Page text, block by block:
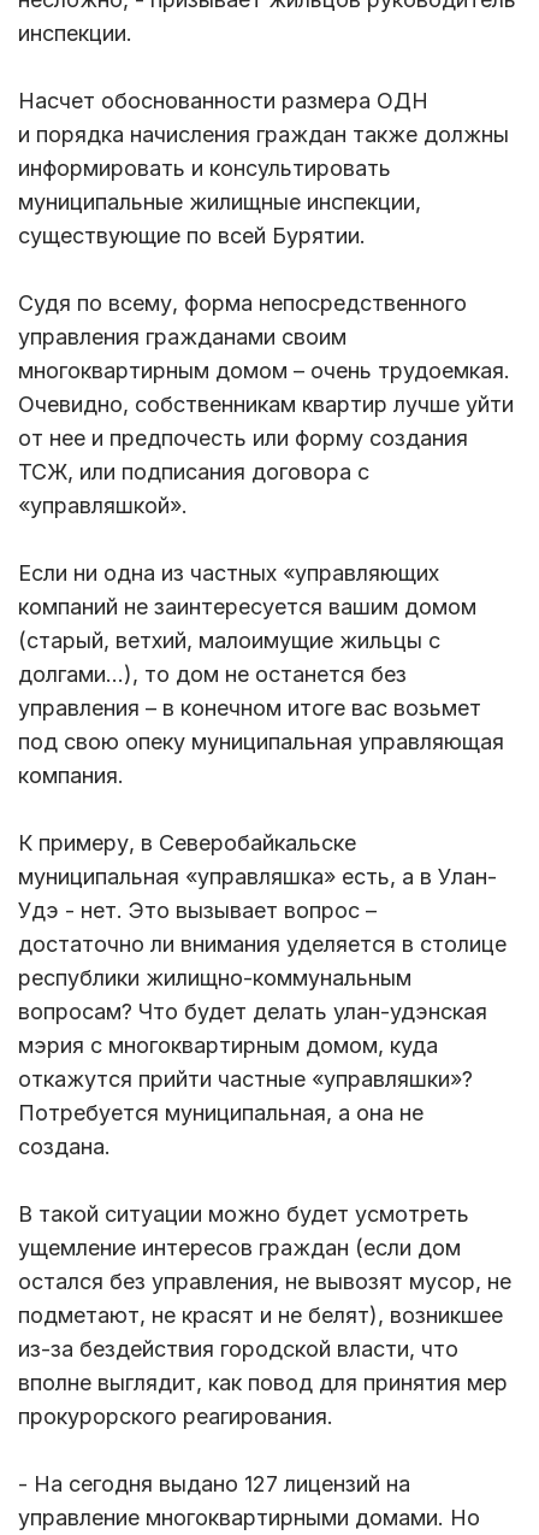
инспекции.
Насчет обоснованности размера ОДН
и порядка начисления граждан также должны
информировать и консультировать
муниципальные жилищные инспекции,
существующие по всей Бурятии.
Судя по всему, форма непосредственного
управления гражданами своим
многоквартирным домом – очень трудоемкая.
Очевидно, собственникам квартир лучше уйти
от нее и предпочесть или форму создания
ТСЖ, или подписания договора с
«управляшкой».
Если ни одна из частных «управляющих
компаний не заинтересуется вашим домом
(старый, ветхий, малоимущие жильцы с
долгами…), то дом не останется без
управления – в конечном итоге вас возьмет
под свою опеку муниципальная управляющая
компания.
К примеру, в Северобайкальске
муниципальная «управляшка» есть, а в Улан-
Удэ - нет. Это вызывает вопрос –
достаточно ли внимания уделяется в столице
республики жилищно-коммунальным
вопросам? Что будет делать улан-удэнская
мэрия с многоквартирным домом, куда
откажутся прийти частные «управляшки»?
Потребуется муниципальная, а она не
создана.
В такой ситуации можно будет усмотреть
ущемление интересов граждан (если дом
остался без управления, не вывозят мусор, не
подметают, не красят и не белят), возникшее
из-за бездействия городской власти, что
вполне выглядит, как повод для принятия мер
прокурорского реагирования.
- На сегодня выдано 127 лицензий на
управление многоквартирными домами. Но